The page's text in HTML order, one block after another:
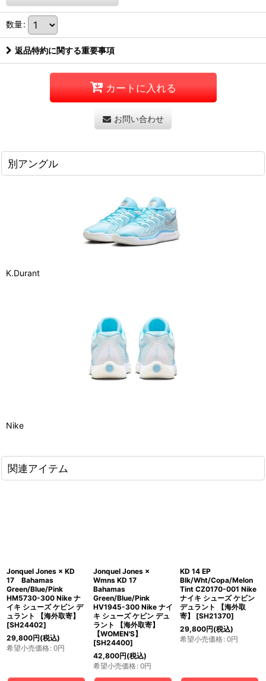
数量:
返品特約に関する重要事項
カートに入れる
お問い合わせ
別アングル
K.Durant
Nike
関連アイテム
Jonquel Jones × KD
17 Bahamas
Green/Blue/Pink
HM5730-300 Nike ナ
イキ シューズ ケビン デ
ュラント 【海外取寄】
[SH24402]
29,800円(税込)
希望小売価格: 0円
Jonquel Jones ×
Wmns KD 17
Bahamas
Green/Blue/Pink
HV1945-300 Nike ナイ
キ シューズ ケビン デュ
ラント 【海外取寄】
【WOMEN'S】
[SH24400]
42,800円(税込)
希望小売価格: 0円
KD 14 EP
Blk/Wht/Copa/Melon
Tint CZ0170-001 Nike
ナイキ シューズ ケビン
デュラント 【海外取
寄】
[SH21370]
29,800円(税込)
希望小売価格: 0円